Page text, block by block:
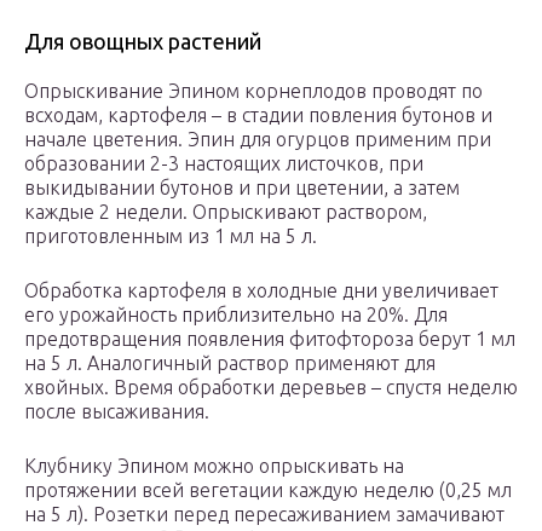
Для овощных растений
Опрыскивание Эпином корнеплодов проводят по
всходам, картофеля – в стадии повления бутонов и
начале цветения. Эпин для огурцов применим при
образовании 2-3 настоящих листочков, при
выкидывании бутонов и при цветении, а затем
каждые 2 недели. Опрыскивают раствором,
приготовленным из 1 мл на 5 л.
Обработка картофеля в холодные дни увеличивает
его урожайность приблизительно на 20%. Для
предотвращения появления фитофтороза берут 1 мл
на 5 л. Аналогичный раствор применяют для
хвойных. Время обработки деревьев – спустя неделю
после высаживания.
Клубнику Эпином можно опрыскивать на
протяжении всей вегетации каждую неделю (0,25 мл
на 5 л). Розетки перед пересаживанием замачивают